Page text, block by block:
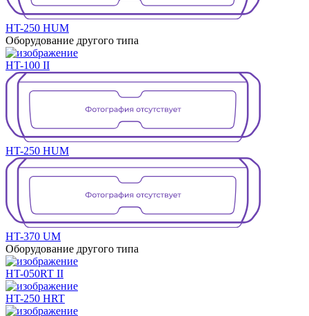
HT-250 HUM
Оборудование другого типа
HT-100 II
HT-250 HUM
HT-370 UM
Оборудование другого типа
HT-050RT II
HT-250 HRT